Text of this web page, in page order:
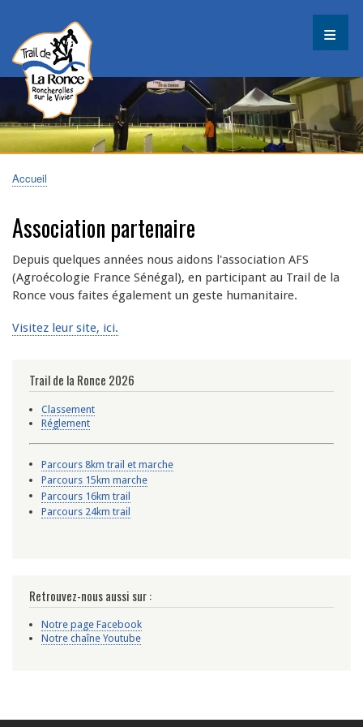
Fil
Accueil
Association partenaire
Depuis quelques années nous aidons l'association AFS
(Agroécologie France Sénégal), en participant au Trail de la
Ronce vous faites également un geste humanitaire.
Visitez leur site, ici.
Trail de la Ronce 2026
Classement
Réglement
Parcours 8km trail et marche
Parcours 15km marche
Parcours 16km trail
Parcours 24km trail
Retrouvez-nous aussi sur :
Notre page Facebook
Notre chaîne Youtube